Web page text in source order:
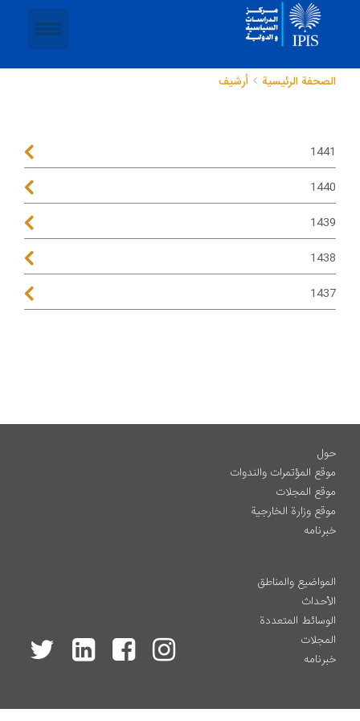
الصحفة الرئيسية أرشيف
1441
1440
1439
1438
1437
حول
موقع المؤتمرات والندوات
موقع المجلات
موقع وزارة الخارجية
خبرنامه
المواضيع والمناطق
الأحداث
الوسائط المتعددة
المجلات
خبرنامه